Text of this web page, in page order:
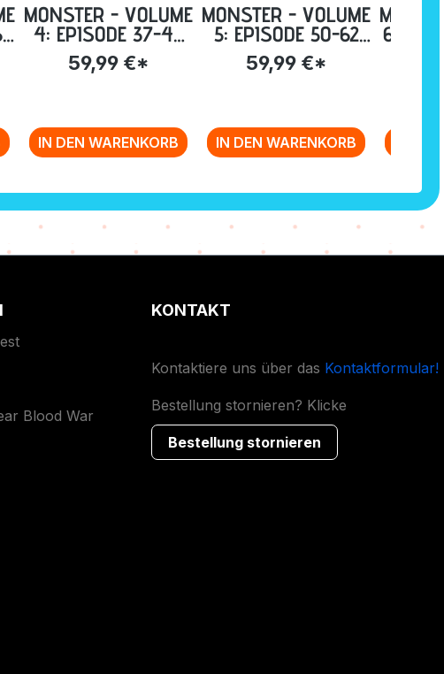
MONSTER - VOLUME
4: EPISODE 37-49
IM STEELBOOK
[BLU-RAY]
59,99 €*
IN DEN WARENKORB
MONSTER - VOLUME
5: EPISODE 50-62
IM STEELBOOK
[BLU-RAY]
59,99 €*
IN DEN WARENKORB
6:
Blood War
KONTAKT
Kontaktiere uns über das Kontaktformular!
Bestellung stornieren? Klicke
Bestellung stornieren